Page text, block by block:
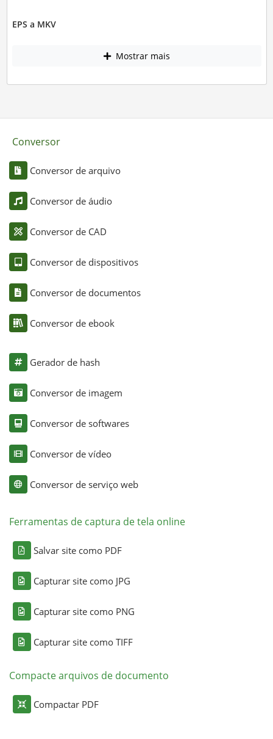
EPS a MKV
Mostrar mais
Conversor
Conversor de arquivo
Conversor de áudio
Conversor de CAD
Conversor de dispositivos
Conversor de documentos
Conversor de ebook
Gerador de hash
Conversor de imagem
Conversor de softwares
Conversor de vídeo
Conversor de serviço web
Ferramentas de captura de tela online
Salvar site como PDF
Capturar site como JPG
Capturar site como PNG
Capturar site como TIFF
Compacte arquivos de documento
Compactar PDF